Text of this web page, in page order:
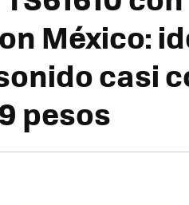
México:
casi
pesos